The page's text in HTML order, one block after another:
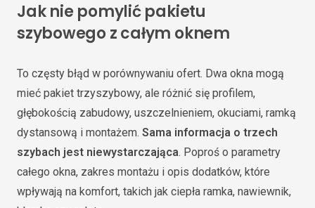
Jak nie pomylić pakietu
szybowego z całym oknem
To częsty błąd w porównywaniu ofert. Dwa okna mogą
mieć pakiet trzyszybowy, ale różnić się profilem,
głębokością zabudowy, uszczelnieniem, okuciami, ramką
dystansową i montażem. Sama informacja o trzech
szybach jest niewystarczająca. Poproś o parametry
całego okna, zakres montażu i opis dodatków, które
wpływają na komfort, takich jak ciepła ramka, nawiewnik,